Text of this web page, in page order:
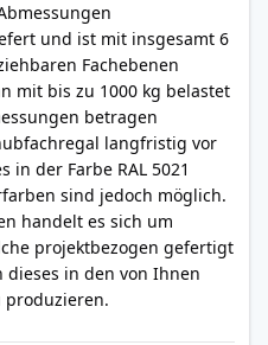
und ist mit insgesamt 6
Fachebenen
mit bis zu 1000 kg belastet
betragen
langfristig vor
in der Farbe RAL 5021
sind jedoch möglich.
handelt es sich um
projektbezogen gefertigt
dieses in den von Ihnen
produzieren.